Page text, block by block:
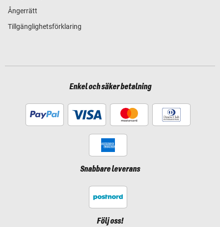
Ångerrätt
Tillgänglighetsförklaring
Enkel och säker betalning
Snabbare leverans
Följ oss!